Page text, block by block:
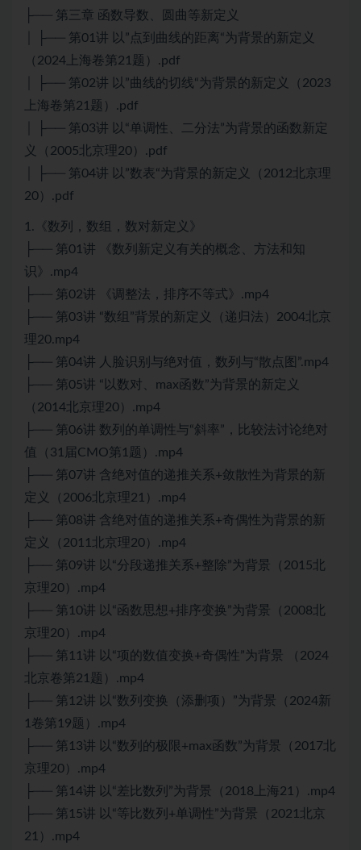
├── 第三章 函数导数、圆曲等新定义
│ ├── 第01讲 以”点到曲线的距离“为背景的新定义
（2024上海卷第21题）.pdf
│ ├── 第02讲 以”曲线的切线“为背景的新定义（2023
上海卷第21题）.pdf
│ ├── 第03讲 以“单调性、二分法”为背景的函数新定
义（2005北京理20）.pdf
│ ├── 第04讲 以”数表“为背景的新定义（2012北京理
20）.pdf
1.《数列，数组，数对新定义》
├── 第01讲 《数列新定义有关的概念、方法和知
识》.mp4
├── 第02讲 《调整法，排序不等式》.mp4
├── 第03讲 “数组”背景的新定义（递归法）2004北京
理20.mp4
├── 第04讲 人脸识别与绝对值，数列与“散点图”.mp4
├── 第05讲 “以数对、max函数”为背景的新定义
（2014北京理20）.mp4
├── 第06讲 数列的单调性与“斜率”，比较法讨论绝对
值（31届CMO第1题）.mp4
├── 第07讲 含绝对值的递推关系+敛散性为背景的新
定义（2006北京理21）.mp4
├── 第08讲 含绝对值的递推关系+奇偶性为背景的新
定义（2011北京理20）.mp4
├── 第09讲 以“分段递推关系+整除”为背景（2015北
京理20）.mp4
├── 第10讲 以“函数思想+排序变换”为背景（2008北
京理20）.mp4
├── 第11讲 以“项的数值变换+奇偶性”为背景 （2024
北京卷第21题）.mp4
├── 第12讲 以“数列变换（添删项）”为背景（2024新
1卷第19题）.mp4
├── 第13讲 以“数列的极限+max函数”为背景（2017北
京理20）.mp4
├── 第14讲 以“差比数列”为背景（2018上海21）.mp4
├── 第15讲 以“等比数列+单调性”为背景（2021北京
21）.mp4